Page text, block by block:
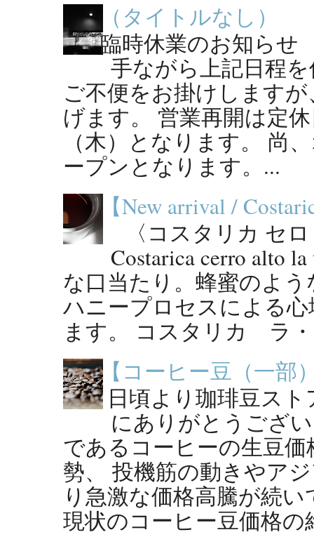
（タイトルなし）
臨時休業のお知らせ
手ながら上記日程
ご不便をお掛けします
げます。 営業再開は定
（木）となります。 尚
ープンとなります。...
【New arrival /
〈コスタリカ セロ
Costarica cerro alto
な口当たり。蜂蜜のよ
ハニープロセスによる
ます。 コスタリカ ラ
【コーヒー豆（一部
日頃より珈琲豆スト
にありがとうござ
であるコーヒーの生豆
勢、 投機筋の動きやア
り急激な価格高騰が続
現状のコーヒー豆価格の